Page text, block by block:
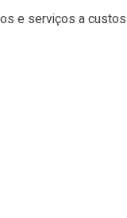
e serviços a